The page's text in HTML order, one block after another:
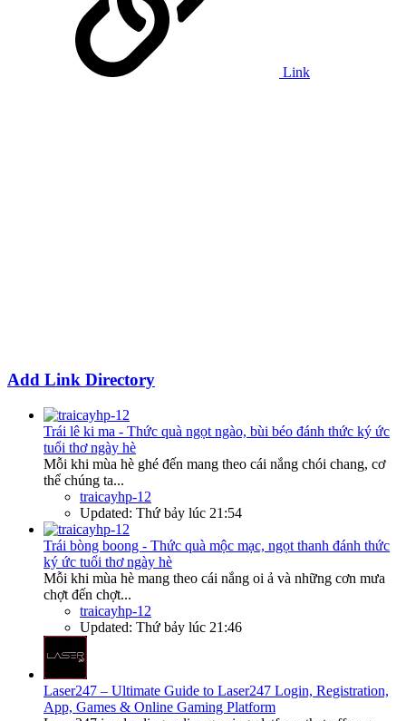
Link
Add Link Directory
Trái lê ki ma - Thức quà ngọt ngào, bùi béo đánh thức ký ức
tuổi thơ ngày hè
Mỗi khi mùa hè ghé đến mang theo cái nắng chói chang, cơ
thể chúng ta...
traicayhp-12
Updated: Thứ bảy lúc 21:54
Trái bòng boong - Thức quà mộc mạc, ngọt thanh đánh thức
ký ức tuổi thơ ngày hè
Mỗi khi mùa hè mang theo cái nắng oi ả và những cơn mưa
chợt đến chợt...
traicayhp-12
Updated: Thứ bảy lúc 21:46
Laser247 – Ultimate Guide to Laser247 Login, Registration,
App, Games & Online Gaming Platform